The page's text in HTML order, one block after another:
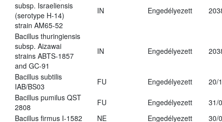
subsp. Israeliensis
(serotype H-14)
strain AM65-52
IN Engedélyezett
Bacillus thuringiensis
subsp. Aizawai
strains ABTS-1857
and GC-91
IN Engedélyezett
Bacillus subtilis
IAB/BS03
FU Engedélyezett
20/
Bacillus pumilus QST
2808
FU Engedélyezett
31/
Bacillus firmus I-1582
NE Engedélyezett
30/